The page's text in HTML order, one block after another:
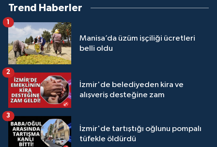
Trend Haberler
Manisa’da üzüm işçiliği ücretleri
belli oldu
1
İzmir'de belediyeden kira ve
alışveriş desteğine zam
2
İzmir'de tartıştığı oğlunu pompalı
tüfekle öldürdü
3